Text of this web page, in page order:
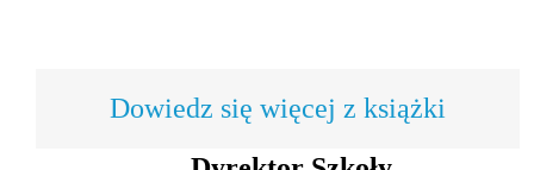
Dowiedz się więcej z książki